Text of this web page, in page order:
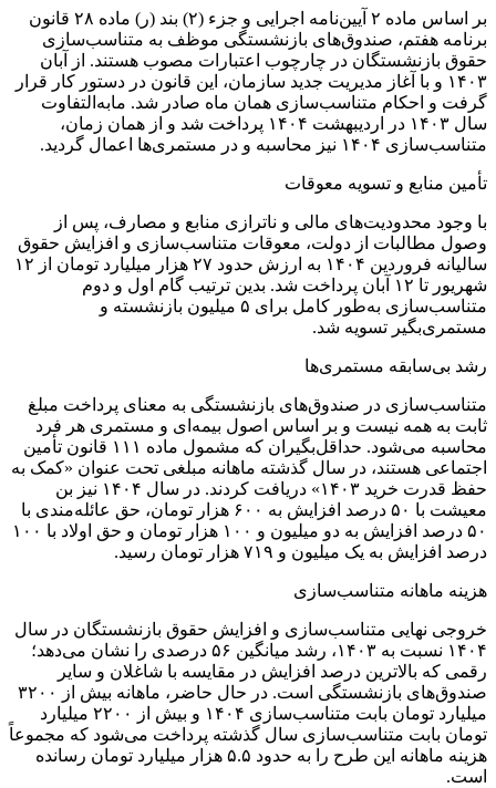
بر اساس ماده ۲ آیین‌نامه اجرایی و جزء (۲) بند (ر) ماده ۲۸ قانون
برنامه هفتم، صندوق‌های بازنشستگی موظف به متناسب‌سازی
حقوق بازنشستگان در چارچوب اعتبارات مصوب هستند. از آبان
۱۴۰۳ و با آغاز مدیریت جدید سازمان، این قانون در دستور کار قرار
گرفت و احکام متناسب‌سازی همان ماه صادر شد. مابه‌التفاوت
سال ۱۴۰۳ در اردیبهشت ۱۴۰۴ پرداخت شد و از همان زمان،
متناسب‌سازی ۱۴۰۴ نیز محاسبه و در مستمری‌ها اعمال گردید.
تأمین منابع و تسویه معوقات
با وجود محدودیت‌های مالی و ناترازی منابع و مصارف، پس از
وصول مطالبات از دولت، معوقات متناسب‌سازی و افزایش حقوق
سالیانه فروردین ۱۴۰۴ به ارزش حدود ۲۷ هزار میلیارد تومان از ۱۲
شهریور تا ۱۲ آبان پرداخت شد. بدین ترتیب گام اول و دوم
متناسب‌سازی به‌طور کامل برای ۵ میلیون بازنشسته و
مستمری‌بگیر تسویه شد.
رشد بی‌سابقه مستمری‌ها
متناسب‌سازی در صندوق‌های بازنشستگی به معنای پرداخت مبلغ
ثابت به همه نیست و بر اساس اصول بیمه‌ای و مستمری هر فرد
محاسبه می‌شود. حداقل‌بگیران که مشمول ماده ۱۱۱ قانون تأمین
اجتماعی هستند، در سال گذشته ماهانه مبلغی تحت عنوان «کمک به
حفظ قدرت خرید ۱۴۰۳» دریافت کردند. در سال ۱۴۰۴ نیز بن
معیشت با ۵۰ درصد افزایش به ۶۰۰ هزار تومان، حق عائله‌مندی با
۵۰ درصد افزایش به دو میلیون و ۱۰۰ هزار تومان و حق اولاد با ۱۰۰
درصد افزایش به یک میلیون و ۷۱۹ هزار تومان رسید.
هزینه ماهانه متناسب‌سازی
خروجی نهایی متناسب‌سازی و افزایش حقوق بازنشستگان در سال
۱۴۰۴ نسبت به ۱۴۰۳، رشد میانگین ۵۶ درصدی را نشان می‌دهد؛
رقمی که بالاترین درصد افزایش در مقایسه با شاغلان و سایر
صندوق‌های بازنشستگی است. در حال حاضر، ماهانه بیش از ۳۲۰۰
میلیارد تومان بابت متناسب‌سازی ۱۴۰۴ و بیش از ۲۲۰۰ میلیارد
تومان بابت متناسب‌سازی سال گذشته پرداخت می‌شود که مجموعاً
هزینه ماهانه این طرح را به حدود ۵.۵ هزار میلیارد تومان رسانده
است.